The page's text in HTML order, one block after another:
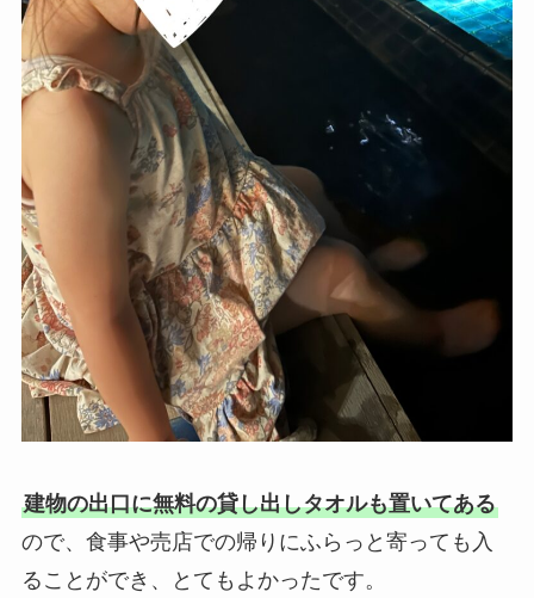
建物の出口に無料の貸し出しタオルも置いてある
ので、食事や売店での帰りにふらっと寄っても入
ることができ、とてもよかったです。